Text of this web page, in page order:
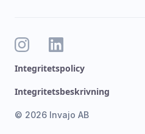
© 2026 Invajo AB
Integritetspolicy
Integritetsbeskrivning